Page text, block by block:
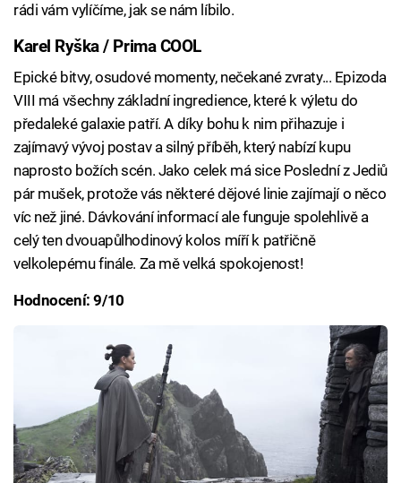
rádi vám vylíčíme, jak se nám líbilo.
Karel Ryška / Prima COOL
Epické bitvy, osudové momenty, nečekané zvraty... Epizoda
VIII má všechny základní ingredience, které k výletu do
předaleké galaxie patří. A díky bohu k nim přihazuje i
zajímavý vývoj postav a silný příběh, který nabízí kupu
naprosto božích scén. Jako celek má sice Poslední z Jediů
pár mušek, protože vás některé dějové linie zajímají o něco
víc než jiné. Dávkování informací ale funguje spolehlivě a
celý ten dvouapůlhodinový kolos míří k patřičně
velkolepému finále. Za mě velká spokojenost!
Hodnocení: 9/10